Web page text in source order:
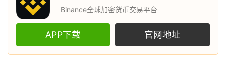
Binance全球加密货币交易平台
APP下载 官网地址